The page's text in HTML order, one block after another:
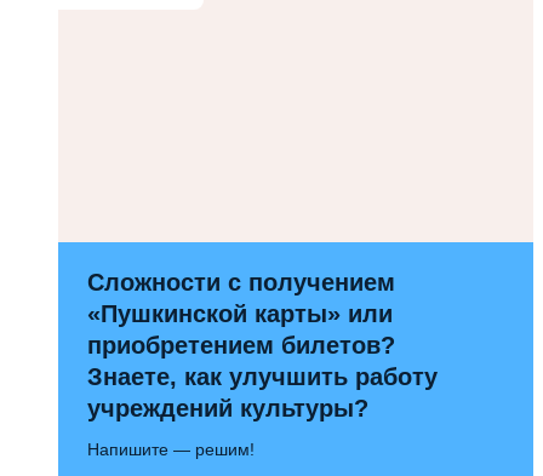
Сложности с получением
«Пушкинской карты» или
приобретением билетов?
Знаете, как улучшить работу
учреждений культуры?
Напишите — решим!